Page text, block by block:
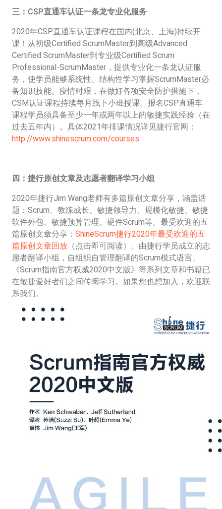
三：CSP直通车认证一条龙专业化服务
2020年CSP直通车认证课程在国内(北京、上海)持续开
课！从初级Certified ScrumMaster到高级Advanced
Certified ScrumMaster到专业级Certified Scrum
Professional-ScrumMaster，提供专业化一条龙认证服
务，使学员能够系统性、结构性学习掌握ScrumMaster必
备知识技能。疫情时艰，在做好各项安全防护措施下，
CSM认证课程持续每月线下小班授课。报名CSP直通车
课程学员须具备至少一年或两年以上的敏捷实践经验（在
过去五年内）。具体2021年排课情况详见捷行官网：
http://www.shinescrum.com/courses
四： 捷行原创文章及志愿者翻译学习小组
2020年捷行Jim Wang老师有多篇原创文章分享，涵盖话
题：Scrum、教练成长、敏捷领导力、规模化敏捷、敏捷
软件外包、敏捷预算管理、硬件Scrum等。最受欢迎的五
篇原创文章分享： ShineScrum捷行2020年最受欢迎的五
篇原创文章回放 （点击即可阅读）。由捷行学员成立的志
愿者翻译小组，自组织自管理翻译的Scrum模式语言、
《Scrum指南官方权威2020中文版》等系列文章和书籍已
在敏捷爱好者们之间传阅学习。如果您也想加入，欢迎联
系我们。